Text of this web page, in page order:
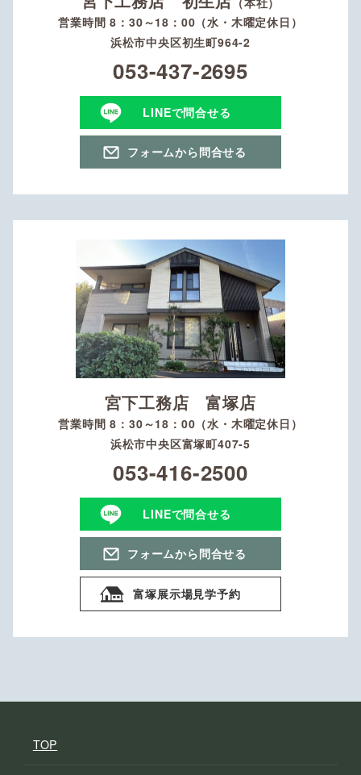
営業時間 8：30～18：00（水・木曜定休日）
浜松市中央区初生町964-2
053-437-2695
LINEで問合せる
フォームから問合せる
宮下工務店 富塚店
営業時間 8：30～18：00（水・木曜定休日）
浜松市中央区富塚町407-5
053-416-2500
LINEで問合せる
フォームから問合せる
富塚展示場見学予約
TOP